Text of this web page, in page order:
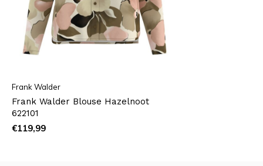
Frank Walder
Frank Walder Blouse Hazelnoot
622101
€119,99